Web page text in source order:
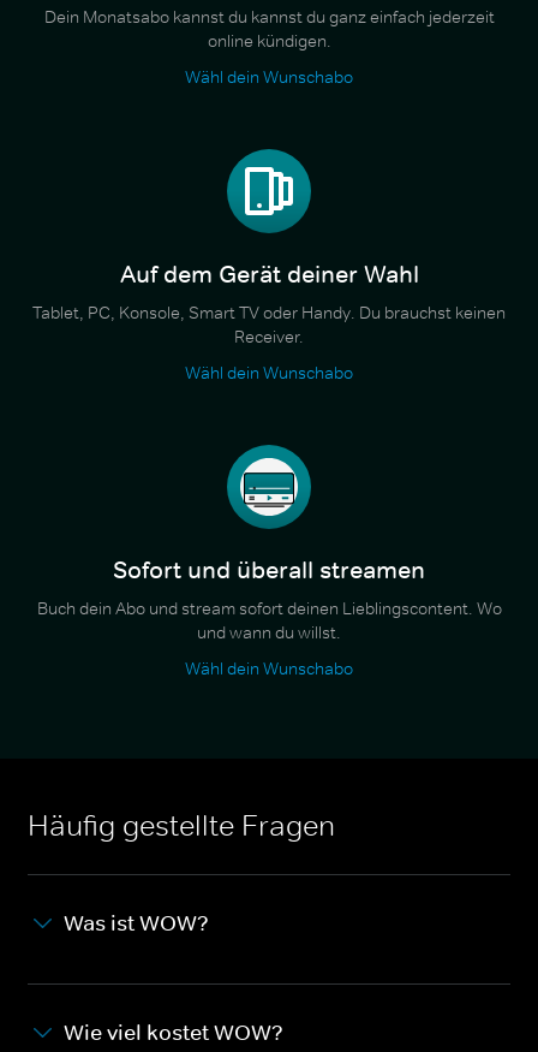
Dein Monatsabo kannst du kannst du ganz einfach jederzeit
online kündigen.
Wähl dein Wunschabo
Auf dem Gerät deiner Wahl
Tablet, PC, Konsole, Smart TV oder Handy. Du brauchst keinen
Receiver.
Wähl dein Wunschabo
Sofort und überall streamen
Buch dein Abo und stream sofort deinen Lieblingscontent. Wo
und wann du willst.
Wähl dein Wunschabo
Häufig gestellte Fragen
Was ist WOW?
Wie viel kostet WOW?